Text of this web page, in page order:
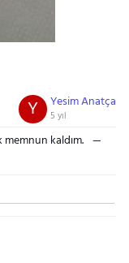
Yesim Anatça
5 yıl
Y
memnun kaldım.